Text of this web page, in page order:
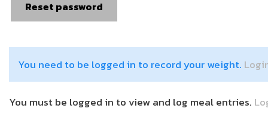
Reset password
You need to be logged in to record your weight.
You must be logged in to view and log meal entries.